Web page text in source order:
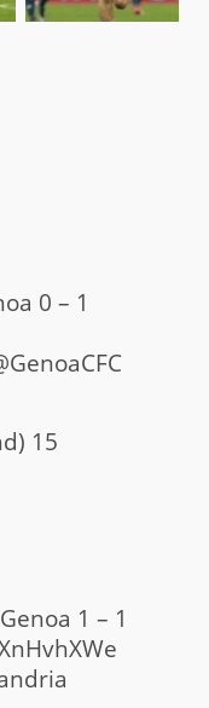
0 – 1
15
1 – 1